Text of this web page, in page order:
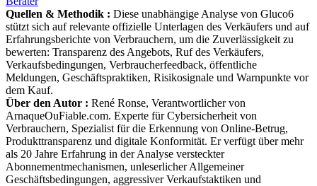
stützt sich auf relevante offizielle Unterlagen des Verkäufers und auf
Erfahrungsberichte von Verbrauchern, um die Zuverlässigkeit zu
bewerten: Transparenz des Angebots, Ruf des Verkäufers,
Verkaufsbedingungen, Verbraucherfeedback, öffentliche
Meldungen, Geschäftspraktiken, Risikosignale und Warnpunkte vor
dem Kauf.
Über den Autor :
ArnaqueOuFiable.com. Experte für Cybersicherheit von
Verbrauchern, Spezialist für die Erkennung von Online-Betrug,
Produkttransparenz und digitale Konformität. Er verfügt über mehr
als 20 Jahre Erfahrung in der Analyse versteckter
Abonnementmechanismen, unleserlicher Allgemeiner
Geschäftsbedingungen, aggressiver Verkaufstaktiken und
irreführender Geschäftspraktiken im Internet.